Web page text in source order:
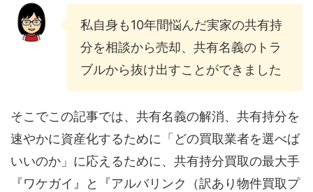
私自身も10年間悩んだ実家の共有持
分を相談から売却、共有名義のトラ
ブルから抜け出すことができました
そこでこの記事では、共有名義の解消、共有持分を
速やかに資産化するために「どの買取業者を選べば
いいのか」に応えるために、共有持分買取の最大手
『ワケガイ』と『アルバリンク（訳あり物件買取プ